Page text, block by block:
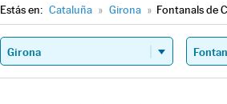
Estás en: Cataluña » Girona » Fontanals de